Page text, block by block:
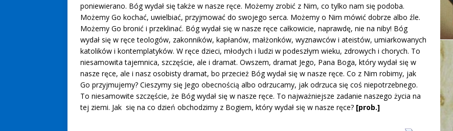
poniewierano. Bóg wydał się także w nasze ręce. Możemy zrobić z Nim, co tylko nam się podoba.
Możemy Go kochać, uwielbiać, przyjmować do swojego serca. Możemy o Nim mówić dobrze albo źle.
Możemy Go bronić i przeklinać. Bóg wydał się w nasze ręce całkowicie, naprawdę, nie na niby! Bóg
wydał się w ręce teologów, zakonników, kapłanów, małżonków, wyznawców i ateistów, umiarkowanych
katolików i kontemplatyków. W ręce dzieci, młodych i ludzi w podeszłym wieku, zdrowych i chorych. To
niesamowita tajemnica, szczęście, ale i dramat. Owszem, dramat Jego, Pana Boga, który wydał się w
nasze ręce, ale i nasz osobisty dramat, bo przecież Bóg wydał się w nasze ręce. Co z Nim robimy, jak
Go przyjmujemy? Cieszymy się Jego obecnością albo odrzucamy, jak odrzuca się coś niepotrzebnego.
To niesamowite szczęście, że Bóg wydał się w nasze ręce. To najważniejsze zadanie naszego życia na
tej ziemi. Jak się na co dzień obchodzimy z Bogiem, który wydał się w nasze ręce? [prob.]